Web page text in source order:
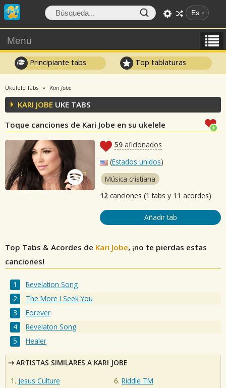
Es
Menu
Principiante tabs Top tablaturas
Ukulele Tabs Kari Jobe
KARI JOBE UKE TABS
Toque canciones de Kari Jobe en su ukelele
59 aficionados
(Estados unidos)
Música cristiana
12 canciones (1 tabs y 11 acordes)
Añadir tab
Top Tabs & Acordes de Kari Jobe, ¡no te pierdas estas
canciones!
Revelation Song
The More I Seek You
Forever
Revelaton Song
Healer
ARTISTAS SIMILARES A KARI JOBE
Jesus Culture
Riddle TM